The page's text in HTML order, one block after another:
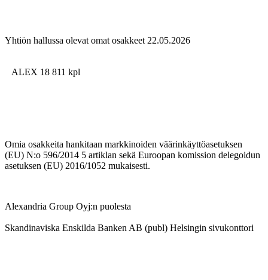
Yhtiön hallussa olevat omat osakkeet 22.05.2026
ALEX 18 811 kpl
Omia osakkeita hankitaan markkinoiden väärinkäyttöasetuksen
(EU) N:o 596/2014 5 artiklan sekä Euroopan komission delegoidun
asetuksen (EU) 2016/1052 mukaisesti.
Alexandria Group Oyj:n puolesta
Skandinaviska Enskilda Banken AB (publ) Helsingin sivukonttori